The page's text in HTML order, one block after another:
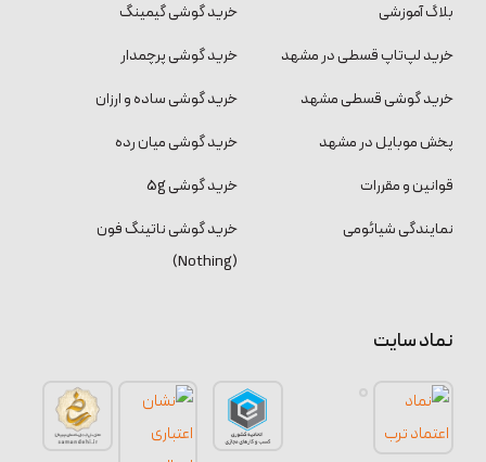
بلاگ آموزشی
خرید لپ‌تاپ قسطی در مشهد
خرید گوشی قسطی مشهد
پخش موبایل در مشهد
قوانین و مقررات
نمایندگی شیائومی
خرید گوشی گیمینگ
خرید گوشی پرچمدار
خرید گوشی ساده و ارزان
خرید گوشی میان رده
خرید گوشی 5g
خرید گوشی ناتینگ فون
(Nothing)
نماد سایت